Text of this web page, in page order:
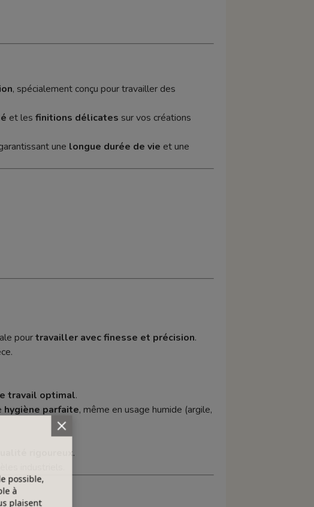
, spécialement conçu pour travailler des
et les finitions délicates sur vos créations
une longue durée de vie et une
pourtravailler avec finesse et précision.
travail optimal.
hygiène parfaite, même en usage humide (argile,
rigoureux.
possible,
à
plaisent